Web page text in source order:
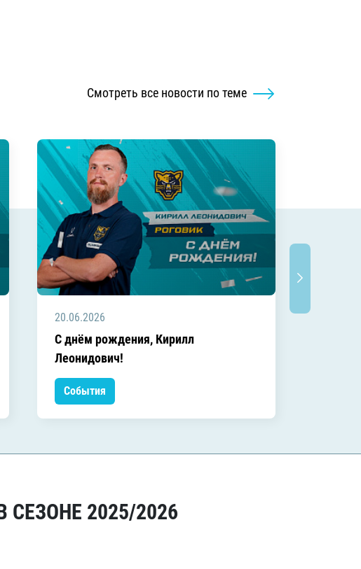
Смотреть все новости по теме
20.06.2026
C днём рождения, Кирилл
Леонидович!
События
2025/2026